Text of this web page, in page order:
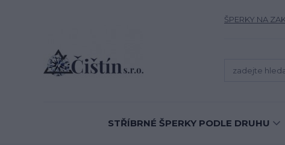
ŠPERKY NA
STŘÍBRNÉ ŠPERKY PODLE DRUHU